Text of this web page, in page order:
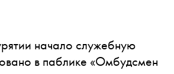
начало служебную
в паблике «Омбудсмен